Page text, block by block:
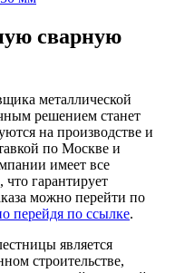
сварную
металлической
решением станет
на производстве и
по Москве и
имеет все
гарантирует
можно перейти по
перейдя по ссылке.
является
строительстве,